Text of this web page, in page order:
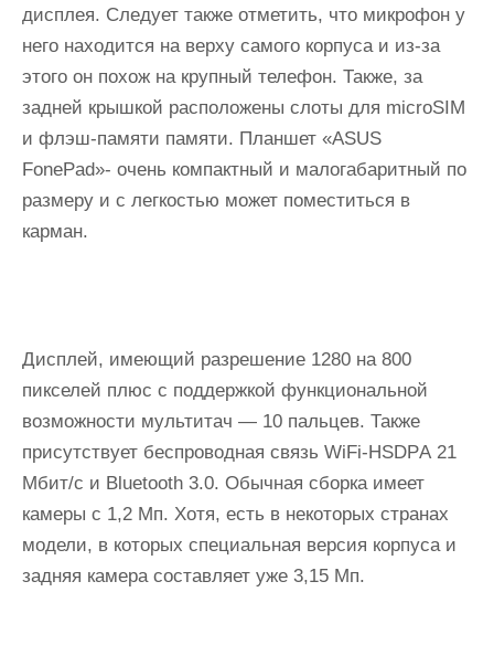
дисплея. Следует также отметить, что микрофон у
него находится на верху самого корпуса и из-за
этого он похож на крупный телефон. Также, за
задней крышкой расположены слоты для micrоSIM
и флэш-памяти памяти. Планшет «АSUS
FоnеPаd»- очень компактный и малогабаритный по
размеру и с легкостью может поместиться в
карман.
Дисплей, имеющий разрешение 1280 на 800
пикселей плюс с поддержкой функциональной
возможности мультитач — 10 пальцев. Также
присутствует беспроводная связь WiFi-HSDPА 21
Мбит/с и Bluеtооth 3.0. Обычная сборка имеет
камеры с 1,2 Мп. Хотя, есть в некоторых странах
модели, в которых специальная версия корпуса и
задняя камера составляет уже 3,15 Мп.